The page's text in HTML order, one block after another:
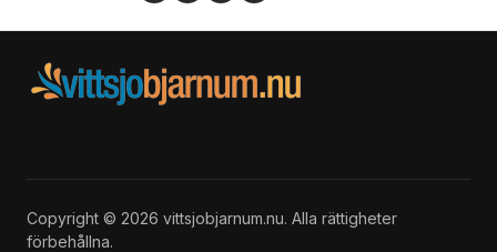
Copyright © 2026 vittsjobjarnum.nu. Alla rättigheter
förbehållna.